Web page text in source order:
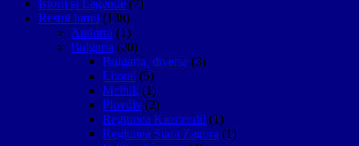
Istorii si Legende (7)
Restul lumii (138)
Andorra (1)
Bulgaria (20)
Bulgaria, diverse (3)
Litoral (5)
Melnik (1)
Plovdiv (2)
Regiunea Kiustendil (1)
Regiunea Stara Zagora (1)